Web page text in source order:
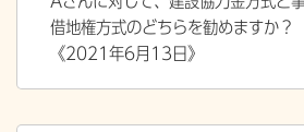
借地権方式のどちらを勧めますか？
《2021年6月13日》